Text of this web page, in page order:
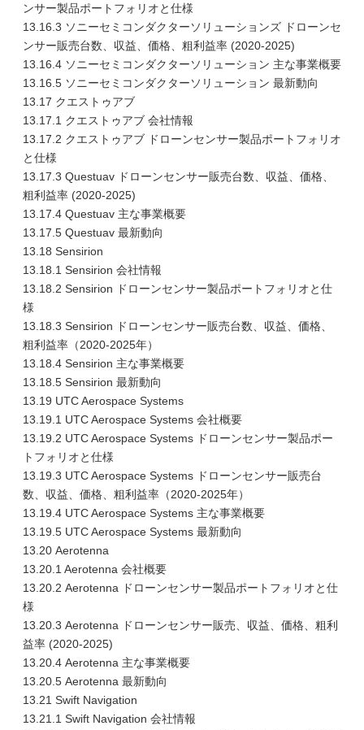
ンサー製品ポートフォリオと仕様
13.16.3 ソニーセミコンダクターソリューションズ ドローンセ
ンサー販売台数、収益、価格、粗利益率 (2020-2025)
13.16.4 ソニーセミコンダクターソリューション 主な事業概要
13.16.5 ソニーセミコンダクターソリューション 最新動向
13.17 クエストゥアブ
13.17.1 クエストゥアブ 会社情報
13.17.2 クエストゥアブ ドローンセンサー製品ポートフォリオ
と仕様
13.17.3 Questuav ドローンセンサー販売台数、収益、価格、
粗利益率 (2020-2025)
13.17.4 Questuav 主な事業概要
13.17.5 Questuav 最新動向
13.18 Sensirion
13.18.1 Sensirion 会社情報
13.18.2 Sensirion ドローンセンサー製品ポートフォリオと仕
様
13.18.3 Sensirion ドローンセンサー販売台数、収益、価格、
粗利益率（2020-2025年）
13.18.4 Sensirion 主な事業概要
13.18.5 Sensirion 最新動向
13.19 UTC Aerospace Systems
13.19.1 UTC Aerospace Systems 会社概要
13.19.2 UTC Aerospace Systems ドローンセンサー製品ポー
トフォリオと仕様
13.19.3 UTC Aerospace Systems ドローンセンサー販売台
数、収益、価格、粗利益率（2020-2025年）
13.19.4 UTC Aerospace Systems 主な事業概要
13.19.5 UTC Aerospace Systems 最新動向
13.20 Aerotenna
13.20.1 Aerotenna 会社概要
13.20.2 Aerotenna ドローンセンサー製品ポートフォリオと仕
様
13.20.3 Aerotenna ドローンセンサー販売、収益、価格、粗利
益率 (2020-2025)
13.20.4 Aerotenna 主な事業概要
13.20.5 Aerotenna 最新動向
13.21 Swift Navigation
13.21.1 Swift Navigation 会社情報